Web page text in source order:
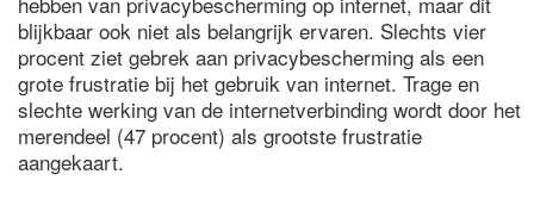
blijkbaar ook niet als belangrijk ervaren. Slechts vier
procent ziet gebrek aan privacybescherming als een
grote frustratie bij het gebruik van internet. Trage en
slechte werking van de internetverbinding wordt door het
merendeel (47 procent) als grootste frustratie
aangekaart.